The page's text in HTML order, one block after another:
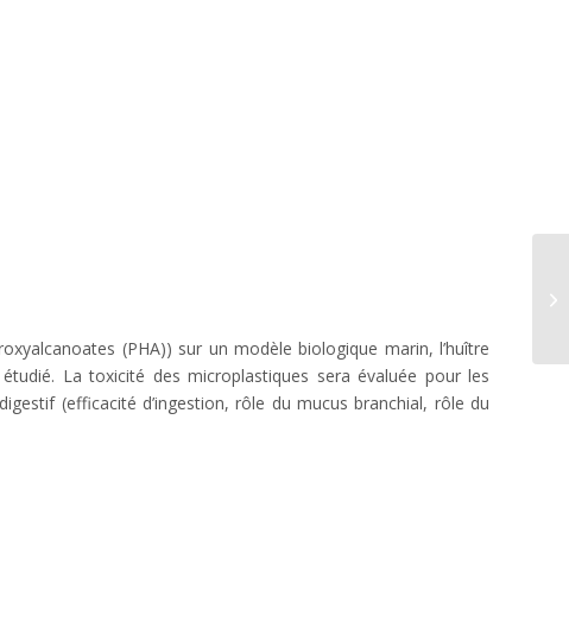
(PHA)) sur un modèle biologique marin, l’huître
La toxicité des microplastiques sera évaluée pour les
(efficacité d’ingestion, rôle du mucus branchial, rôle du